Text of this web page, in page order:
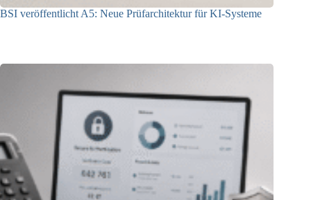
BSI veröffentlicht A5: Neue Prüfarchitektur für KI-Systeme